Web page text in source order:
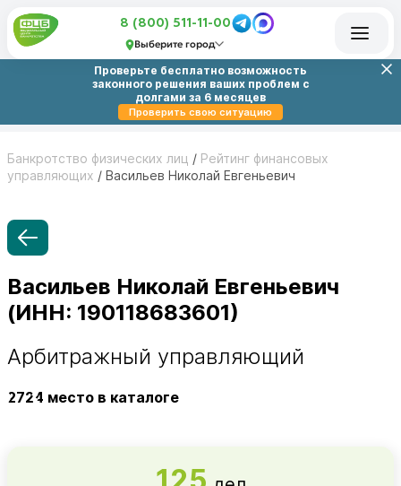
8 (800) 511-11-00
Выберите город
Проверьте бесплатно возможность
законного решения ваших проблем с
долгами за 6 месяцев
Проверить свою ситуацию
Банкротство физических лиц / Рейтинг финансовых
управляющих / Васильев Николай Евгеньевич
Васильев Николай Евгеньевич
(ИНН: 190118683601)
Арбитражный управляющий
2724 место в каталоге